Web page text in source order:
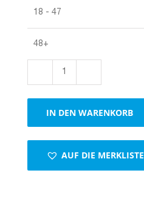
18 - 47
48+
cm
/
Laufmeter
pro
IN DEN WARENKORB
AUF DIE MERKLISTE